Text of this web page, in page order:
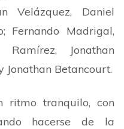
Velázquez, Daniel
Fernando Madrigal,
Jonathan
Jonathan Betancourt.
ritmo tranquilo, con
hacerse de la